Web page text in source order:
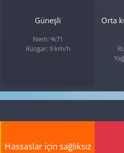
Güneşli
Nem: %71
Rüzgar: 9 km/h
Orta
Hassaslar için sağlıksız